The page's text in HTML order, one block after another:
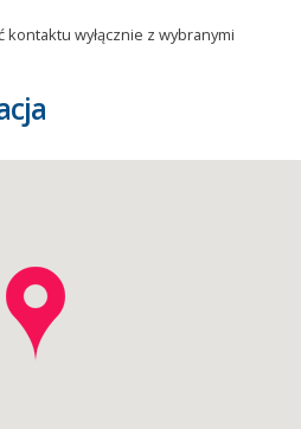
wyłącznie z wybranymi